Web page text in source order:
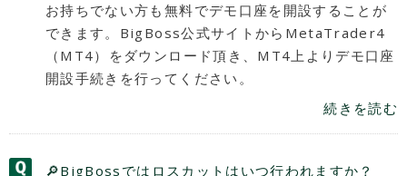
お持ちでない方も無料でデモ口座を開設することが
できます。BigBoss公式サイトからMetaTrader4
（MT4）をダウンロード頂き、MT4上よりデモ口座
開設手続きを行ってください。
続きを読む
🔎BigBossではロスカットはいつ行われますか？